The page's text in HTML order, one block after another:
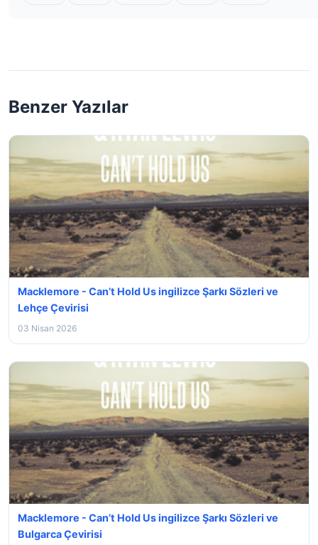
Benzer Yazılar
Macklemore - Can’t Hold Us ingilizce Şarkı Sözleri ve
Lehçe Çevirisi
03 Nisan 2026
Macklemore - Can’t Hold Us ingilizce Şarkı Sözleri ve
Bulgarca Çevirisi